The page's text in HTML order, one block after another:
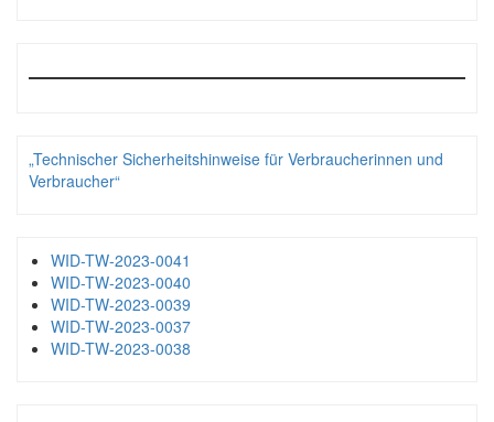
„Technischer Sicherheitshinweise für Verbraucherinnen und
Verbraucher“
WID-TW-2023-0041
WID-TW-2023-0040
WID-TW-2023-0039
WID-TW-2023-0037
WID-TW-2023-0038